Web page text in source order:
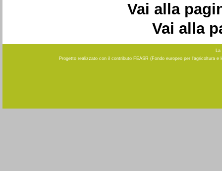
Vai alla
Vai alla
La
Progetto realizzato con il contributo FEASR (Fondo europeo per l'agricoltura